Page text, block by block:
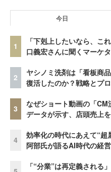
今日
1
「下剋上したいなら、こ
口義宏さんに聞くマーケ
2
ヤシノミ洗剤は「看板商
復活したのか？戦略とプ
3
なぜショート動画の「
データが示す、店頭売上
4
効率化の時代にあえて“
阿部氏が語るAI時代の経
「“分業”は再定義される